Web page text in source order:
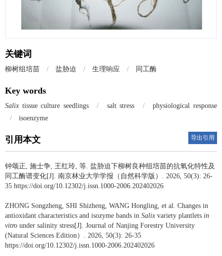
关键词
柳树组培苗 / 盐胁迫 / 生理响应 / 同工酶
Key words
Salix tissue culture seedlings / salt stress /
physiological response
/
isoenzyme
引用本文 导出引用
钟颂正 施士争 王红玲 等 盐胁迫下柳树良种组培苗的抗氧化特性及
同工酶谱变化[J]. 南京林业大学学报（自然科学版）. 2026, 50(3): 26-
35 https://doi.org/10.12302/j.issn.1000-2006.202402026
ZHONG Songzheng SHI Shizheng WANG Hongling et al Changes in
antioxidant characteristics and isozyme bands in Salix variety plantlets in
vitro under salinity stress[J]. Journal of Nanjing Forestry University
(Natural Sciences Edition）. 2026, 50(3): 26-35
https://doi.org/10.12302/j.issn.1000-2006.202402026